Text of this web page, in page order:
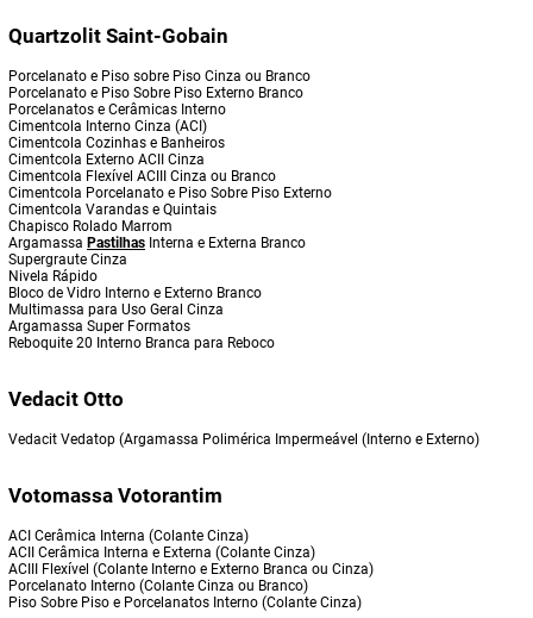
Quartzolit Saint-Gobain
Porcelanato e Piso sobre Piso Cinza ou Branco
Porcelanato e Piso Sobre Piso Externo Branco
Porcelanatos e Cerâmicas Interno
Cimentcola Interno Cinza (ACI)
Cimentcola Cozinhas e Banheiros
Cimentcola Externo ACII Cinza
Cimentcola Flexível ACIII Cinza ou Branco
Cimentcola Porcelanato e Piso Sobre Piso Externo
Cimentcola Varandas e Quintais
Chapisco Rolado Marrom
Argamassa Pastilhas Interna e Externa Branco
Supergraute Cinza
Nivela Rápido
Bloco de Vidro Interno e Externo Branco
Multimassa para Uso Geral Cinza
Argamassa Super Formatos
Reboquite 20 Interno Branca para Reboco
Vedacit Otto
Vedacit Vedatop (Argamassa Polimérica Impermeável (Interno e Externo)
Votomassa Votorantim
ACI Cerâmica Interna (Colante Cinza)
ACII Cerâmica Interna e Externa (Colante Cinza)
ACIII Flexível (Colante Interno e Externo Branca ou Cinza)
Porcelanato Interno (Colante Cinza ou Branco)
Piso Sobre Piso e Porcelanatos Interno (Colante Cinza)